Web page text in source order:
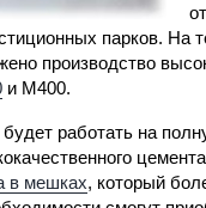
парков. На
производство
и М400.
работать на
в мешках, который